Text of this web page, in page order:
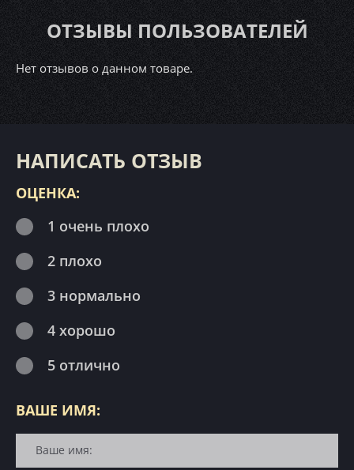
ОТЗЫВЫ ПОЛЬЗОВАТЕЛЕЙ
Нет отзывов о данном товаре.
НАПИСАТЬ ОТЗЫВ
ОЦЕНКА:
1 очень плохо
2 плохо
3 нормально
4 хорошо
5 отлично
ВАШЕ ИМЯ: